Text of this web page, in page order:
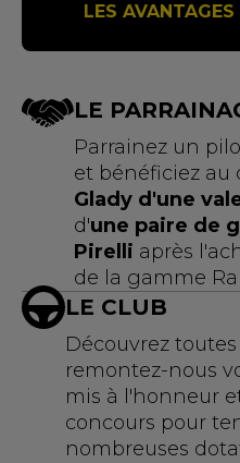
LES
LE
Parrainez un
et bénéficiez au
Glady d'une
d'une paire de
Pirelli après
de la gamme
LE CLUB
Découvrez
remontez-nous
mis à l'honneur
concours pour
nombreuses